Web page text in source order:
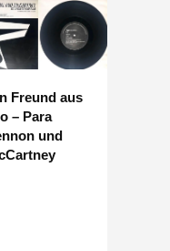
Freund aus
– Para
und